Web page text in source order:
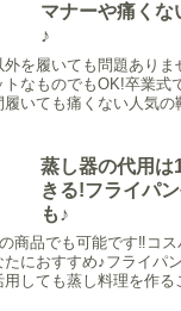
マナーや痛くな
♪
を履いても問題ありま
なものでもOK!卒業式
いても痛くない人気の
蒸し器の代用は
きる!フライパ
も♪
商品でも可能です‼コ
におすすめ♪フライパ
しても蒸し料理を作る